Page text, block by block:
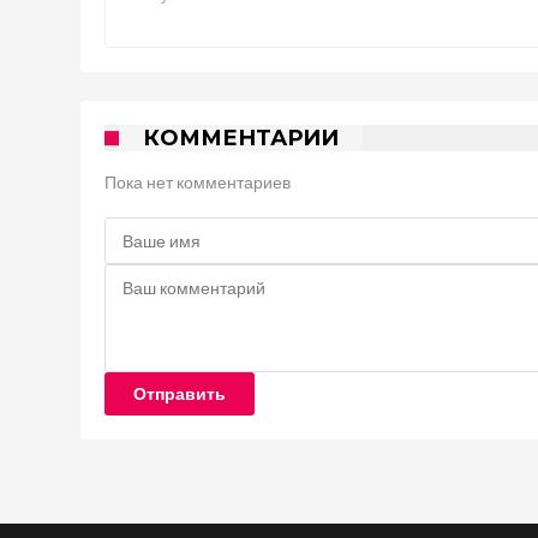
КОММЕНТАРИИ
Пока нет комментариев
Отправить